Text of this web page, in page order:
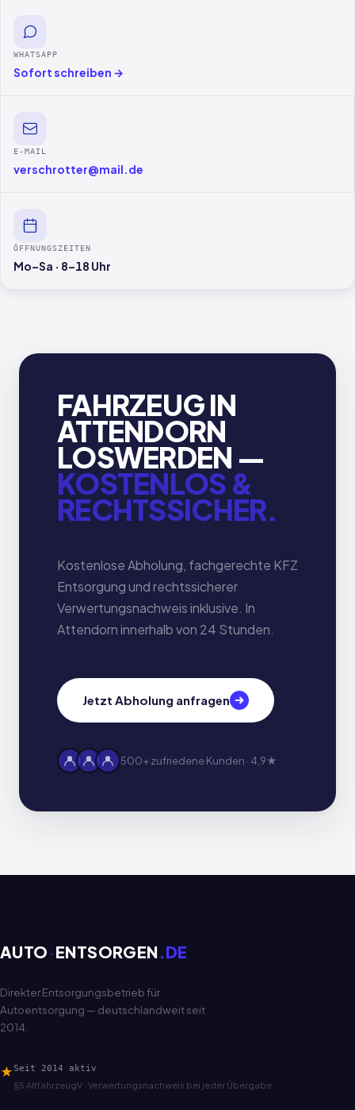
WHATSAPP
Sofort schreiben →
E-MAIL
verschrotter@mail.de
ÖFFNUNGSZEITEN
Mo–Sa · 8–18 Uhr
FAHRZEUG IN
ATTENDORN
LOSWERDEN —
KOSTENLOS &
RECHTSSICHER.
Kostenlose Abholung, fachgerechte KFZ
Entsorgung und rechtssicherer
Verwertungsnachweis inklusive. In
Attendorn innerhalb von 24 Stunden.
Jetzt Abholung anfragen
500+ zufriedene Kunden · 4,9★
AUTO ·ENTSORGEN .DE
Direkter Entsorgungsbetrieb für
Autoentsorgung — deutschlandweit seit
2014.
★ Seit 2014 aktiv
§5 AltfahrzeugV · Verwertungsnachweis bei jeder Übergabe